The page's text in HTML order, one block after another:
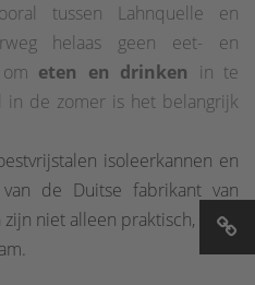
tussen Lahnquelle en
helaas geen eet- en
eten en drinken in te
in de zomer is het belangrijk
isoleerkannen en
de Duitse fabrikant van
niet alleen praktisch, maar